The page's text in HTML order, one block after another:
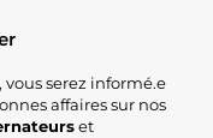
serez informé.e
affaires sur nos
et